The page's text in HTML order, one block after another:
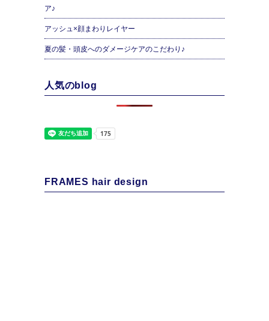
ア♪
アッシュ×顔まわりレイヤー
夏の髪・頭皮へのダメージケアのこだわり♪
人気のblog
FRAMES hair design